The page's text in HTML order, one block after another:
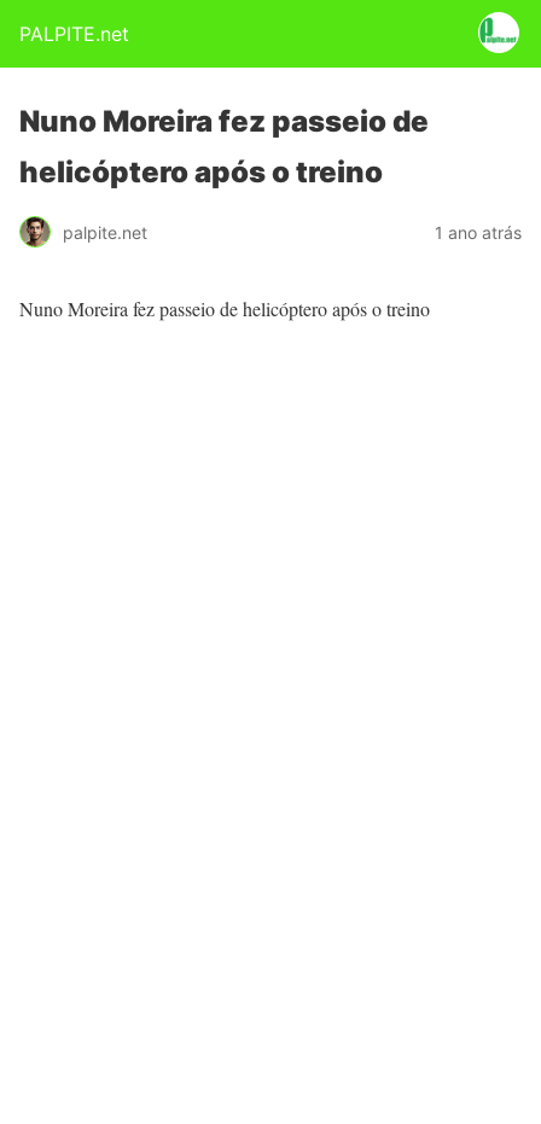
PALPITE.net
Nuno Moreira fez passeio de
helicóptero após o treino
palpite.net 1 ano atrás
Nuno Moreira fez passeio de helicóptero após o treino